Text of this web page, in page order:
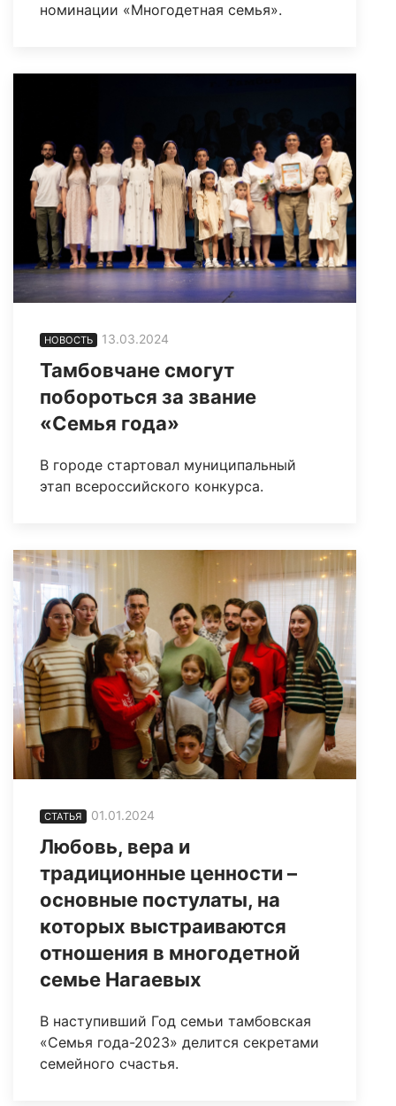
номинации «Многодетная семья».
НОВОСТЬ 13.03.2024
Тамбовчане смогут
побороться за звание
«Семья года»
В городе стартовал муниципальный
этап всероссийского конкурса.
СТАТЬЯ 01.01.2024
Любовь, вера и
традиционные ценности –
основные постулаты, на
которых выстраиваются
отношения в многодетной
семье Нагаевых
В наступивший Год семьи тамбовская
«Семья года-2023» делится секретами
семейного счастья.